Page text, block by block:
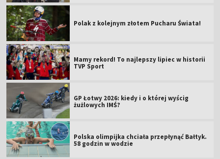
Polak z kolejnym złotem Pucharu Świata!
Mamy rekord! To najlepszy lipiec w historii
TVP Sport
GP Łotwy 2026: kiedy i o której wyścig
żużlowych IMŚ?
Polska olimpijka chciała przepłynąć Bałtyk.
58 godzin w wodzie